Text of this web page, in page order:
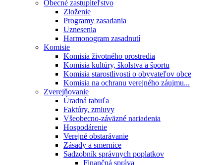
Obecné zastupiteľstvo
Zloženie
Programy zasadania
Uznesenia
Harmonogram zasadnutí
Komisie
Komisia životného prostredia
Komisia kultúry, školstva a športu
Komisia starostlivosti o obyvateľov obce
Komisia na ochranu verejného záujmu...
Zverejňovanie
Úradná tabuľa
Faktúry, zmluvy
Všeobecno-záväzné nariadenia
Hospodárenie
Verejné obstarávanie
Zásady a smernice
Sadzobník správnych poplatkov
Finančná správa